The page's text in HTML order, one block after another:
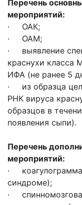
Перечень
мероприятий:
· ОАК;
· ОАМ;
· выявление
краснухи класса
ИФА (не ранее 5
· из образца
РНК вируса
образцов в
появления сыпи).
Перечень
мероприятий:
·
синдроме);
·